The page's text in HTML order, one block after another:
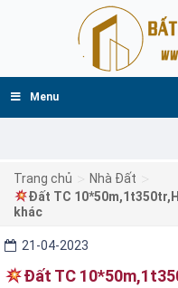
Menu
Trang chủ Nhà Đất
Đất TC
khác
21-04-2023
Đất TC